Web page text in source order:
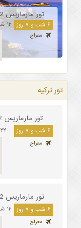
تور مارماریس 12 شهریور 1405
۶ شب و ۷ روز ۱۲ شهریور
معراج
تور ترکیه
تور مارماریس 22 مرداد 1405
۶ شب و ۷ روز ۲۲ مرداد
معراج
تور مارماریس 12 شهریور 1405
۶ شب و ۷ روز ۱۲ شهریور
معراج